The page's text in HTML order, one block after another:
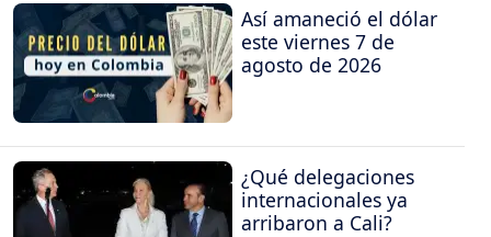
Así amaneció el dólar
este viernes 7 de
agosto de 2026
¿Qué delegaciones
internacionales ya
arribaron a Cali?